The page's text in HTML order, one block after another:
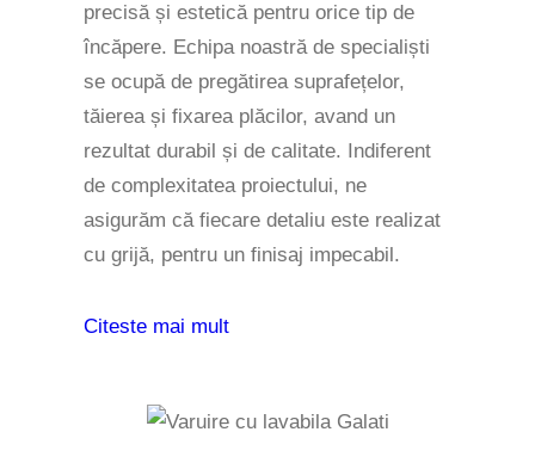
precisă și estetică pentru orice tip de
încăpere. Echipa noastră de specialiști
se ocupă de pregătirea suprafețelor,
tăierea și fixarea plăcilor, avand un
rezultat durabil și de calitate. Indiferent
de complexitatea proiectului, ne
asigurăm că fiecare detaliu este realizat
cu grijă, pentru un finisaj impecabil.
Citeste mai mult